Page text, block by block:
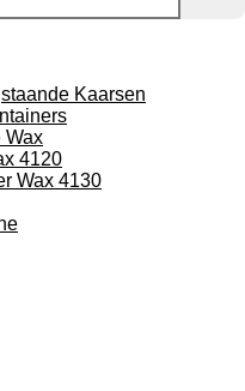
Kaarsen
Wax
4120
Wax 4130